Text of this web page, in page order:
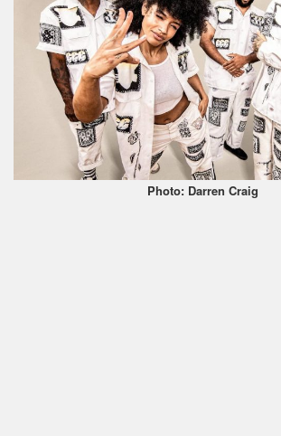
Photo: Darren Craig